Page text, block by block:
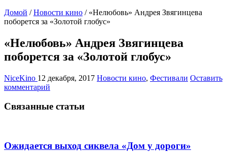
Домой / Новости кино / «Нелюбовь» Андрея Звягинцева
поборется за «Золотой глобус»
«Нелюбовь» Андрея Звягинцева
поборется за «Золотой глобус»
NiceKino 12 декабря, 2017 Новости кино, Фестивали Оставить
комментарий
Связанные статьи
Ожидается выход сиквела «Дом у дороги»